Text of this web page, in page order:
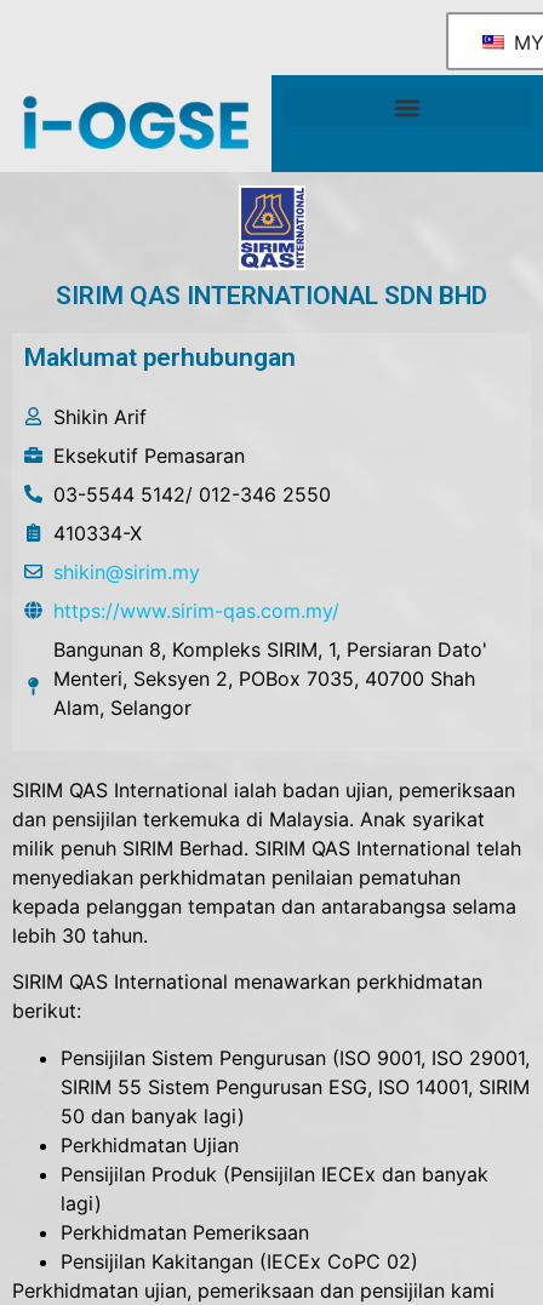
MY
SIRIM QAS INTERNATIONAL SDN BHD
Maklumat perhubungan
Shikin Arif
Eksekutif Pemasaran
03-5544 5142/ 012-346 2550
410334-X
shikin@sirim.my
https://www.sirim-qas.com.my/
Bangunan 8, Kompleks SIRIM, 1, Persiaran Dato'
Menteri, Seksyen 2, POBox 7035, 40700 Shah
Alam, Selangor
SIRIM QAS International ialah badan ujian, pemeriksaan
dan pensijilan terkemuka di Malaysia. Anak syarikat
milik penuh SIRIM Berhad. SIRIM QAS International telah
menyediakan perkhidmatan penilaian pematuhan
kepada pelanggan tempatan dan antarabangsa selama
lebih 30 tahun.
SIRIM QAS International menawarkan perkhidmatan
berikut:
Pensijilan Sistem Pengurusan (ISO 9001, ISO 29001,
SIRIM 55 Sistem Pengurusan ESG, ISO 14001, SIRIM
50 dan banyak lagi)
Perkhidmatan Ujian
Pensijilan Produk (Pensijilan IECEx dan banyak
lagi)
Perkhidmatan Pemeriksaan
Pensijilan Kakitangan (IECEx CoPC 02)
Perkhidmatan ujian, pemeriksaan dan pensijilan kami